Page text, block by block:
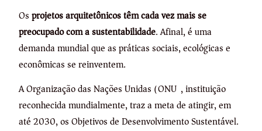
Osprojetos arquitetônicos têm cada vez mais se
preocupado com a sustentabilidade. Afinal, é uma
demanda mundial que as práticas sociais, ecológicas e
econômicas se reinventem.
A Organização das Nações Unidas (ONU), instituição
reconhecida mundialmente, traz a meta de atingir, em
até 2030, os Objetivos de Desenvolvimento Sustentável.